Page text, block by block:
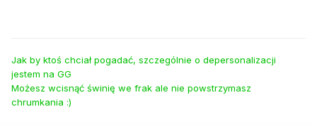
Jak by ktoś chciał pogadać, szczególnie o depersonalizacji
jestem na GG
Możesz wcisnąć świnię we frak ale nie powstrzymasz
chrumkania :)